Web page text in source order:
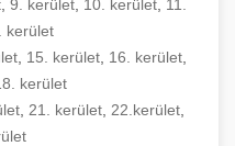
, 9. kerület, 10. kerület, 11.
kerület
15. kerület 16. kerület
kerület
21. kerület 22.kerület